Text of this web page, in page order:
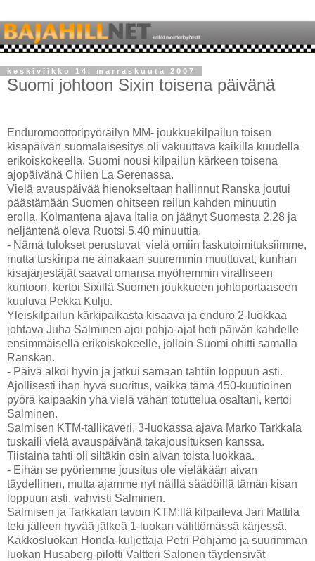
keskiviikko 14. marraskuuta 2007
Suomi johtoon Sixin toisena päivänä
Enduromoottoripyöräilyn MM- joukkuekilpailun toisen
kisapäivän suomalaisesitys oli vakuuttava kaikilla kuudella
erikoiskokeella. Suomi nousi kilpailun kärkeen toisena
ajopäivänä Chilen La Serenassa.
Vielä avauspäivää hienokseltaan hallinnut Ranska joutui
päästämään Suomen ohitseen reilun kahden minuutin
erolla. Kolmantena ajava Italia on jäänyt Suomesta 2.28 ja
neljäntenä oleva Ruotsi 5.40 minuuttia.
- Nämä tulokset perustuvat vielä omiin laskutoimituksiimme,
mutta tuskinpa ne ainakaan suuremmin muuttuvat, kunhan
kisajärjestäjät saavat omansa myöhemmin viralliseen
kuntoon, kertoi Sixillä Suomen joukkueen johtoportaaseen
kuuluva Pekka Kulju.
Yleiskilpailun kärkipaikasta kisaava ja enduro 2-luokkaa
johtava Juha Salminen ajoi pohja-ajat heti päivän kahdelle
ensimmäisellä erikoiskokeelle, jolloin Suomi ohitti samalla
Ranskan.
- Päivä alkoi hyvin ja jatkui samaan tahtiin loppuun asti.
Ajollisesti ihan hyvä suoritus, vaikka tämä 450-kuutioinen
pyörä kaipaakin yhä vielä vähän totuttelua osaltani, kertoi
Salminen.
Salmisen KTM-tallikaveri, 3-luokassa ajava Marko Tarkkala
tuskaili vielä avauspäivänä takajousituksen kanssa.
Tiistaina tahti oli siltäkin osin aivan toista luokkaa.
- Eihän se pyöriemme jousitus ole vieläkään aivan
täydellinen, mutta ajamme nyt näillä säädöillä tämän kisan
loppuun asti, vahvisti Salminen.
Salmisen ja Tarkkalan tavoin KTM:llä kilpaileva Jari Mattila
teki jälleen hyvää jälkeä 1-luokan välittömässä kärjessä.
Kakkosluokan Honda-kuljettaja Petri Pohjamo ja suurimman
luokan Husaberg-pilotti Valtteri Salonen täydensivät